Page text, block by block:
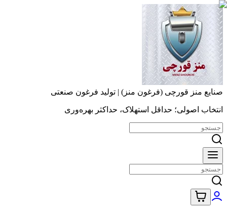
صنایع منز قورچی (فرغون منز) | تولید فرغون صنعتی
انتخاب اصولی؛ حداقل استهلاک، حداکثر بهره‌وری